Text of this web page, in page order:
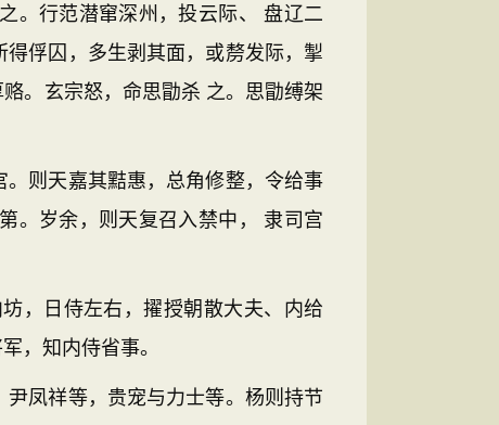
。行范潜窜深州，投云际、 盘辽二
俘囚，多生剥其面，或剺发际，掣
。玄宗怒，命思勖杀 之。思勖缚架
则天嘉其黠惠，总角修整，令给事
。岁余，则天复召入禁中， 隶司宫
，日侍左右，擢授朝散大夫、内给
，知内侍省事。
凤祥等，贵宠与力士等。杨则持节